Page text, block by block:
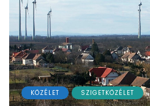
KÖZÉLET SZIGETKÖZÉLET